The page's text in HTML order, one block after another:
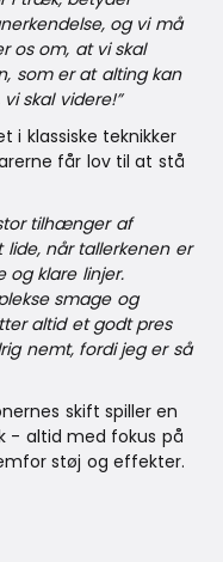
og vi må
os om, at vi skal
som er at alting kan
skal videre!”
klassiske teknikker
får lov til at stå
tilhænger af
når tallerkenen er
og klare linjer.
smage og
altid et godt pres
nemt, fordi jeg er så
skift spiller en
- altid med fokus på
støj og effekter.